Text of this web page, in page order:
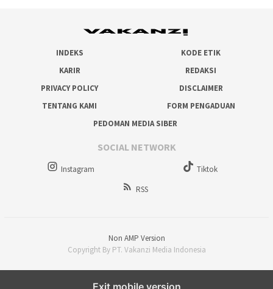
INDEKS
KODE ETIK
KARIR
REDAKSI
PRIVACY POLICY
DISCLAIMER
TENTANG KAMI
FORM PENGADUAN
PEDOMAN MEDIA SIBER
SOCIAL NETWORK
Instagram
Tiktok
RSS
Non AMP Version
Copyright By PT. Vakanzi Media Indonesia
Exit mobile version